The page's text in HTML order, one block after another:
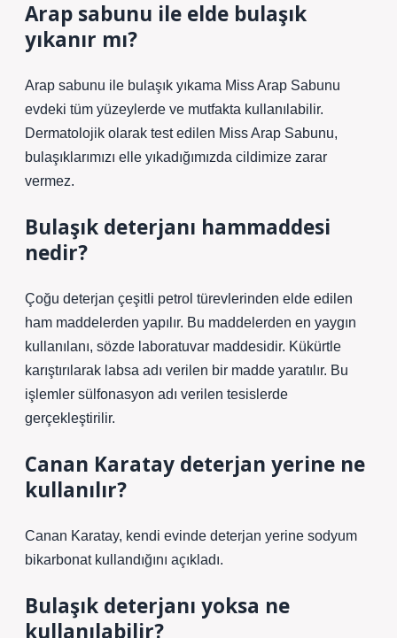
Arap sabunu ile elde bulaşık
yıkanır mı?
Arap sabunu ile bulaşık yıkama Miss Arap Sabunu
evdeki tüm yüzeylerde ve mutfakta kullanılabilir.
Dermatolojik olarak test edilen Miss Arap Sabunu,
bulaşıklarımızı elle yıkadığımızda cildimize zarar
vermez.
Bulaşık deterjanı hammaddesi
nedir?
Çoğu deterjan çeşitli petrol türevlerinden elde edilen
ham maddelerden yapılır. Bu maddelerden en yaygın
kullanılanı, sözde laboratuvar maddesidir. Kükürtle
karıştırılarak labsa adı verilen bir madde yaratılır. Bu
işlemler sülfonasyon adı verilen tesislerde
gerçekleştirilir.
Canan Karatay deterjan yerine ne
kullanılır?
Canan Karatay, kendi evinde deterjan yerine sodyum
bikarbonat kullandığını açıkladı.
Bulaşık deterjanı yoksa ne
kullanılabilir?